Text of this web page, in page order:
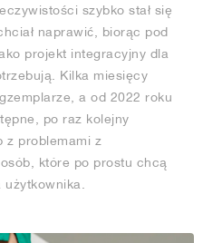
szybko stał się
naprawić, biorąc pod
projekt integracyjny dla
Kilka miesięcy
a od 2022 roku
po raz kolejny
z problemami z
które po prostu chcą